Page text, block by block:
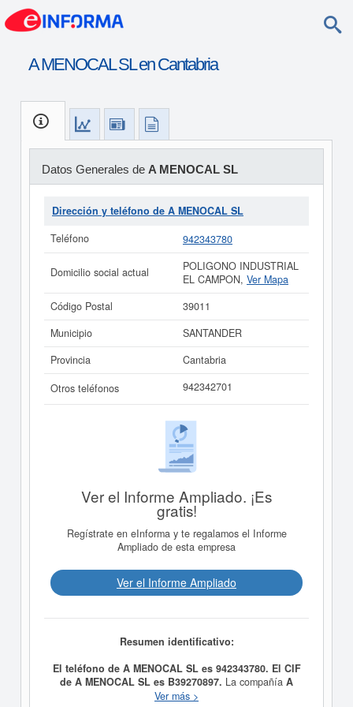
A MENOCAL SL en Cantabria
Datos Generales de A MENOCAL SL
Dirección y teléfono de A MENOCAL SL
Teléfono
942343780
Domicilio social actual
POLIGONO INDUSTRIAL
EL CAMPON, Ver Mapa
Código Postal
39011
Municipio
SANTANDER
Provincia
Cantabria
Otros teléfonos
942342701
Ver el Informe Ampliado. ¡Es
gratis!
Regístrate en eInforma y te regalamos el Informe
Ampliado de esta empresa
Ver el Informe Ampliado
Resumen identificativo:
El teléfono de A MENOCAL SL es 942343780. El CIF
de A MENOCAL SL es B39270897. La compañía A
fue fundada el día 27/12/1990 teniendo
Ver más >